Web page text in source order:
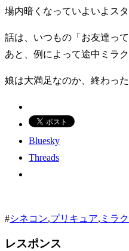
場内暗くなっていよいよスタ
話は、いつもの「お友達っ
あと、例によって途中ミラ
娘は大満足なのか、終わっ
Bluesky
Threads
#シネコン,プリキュア, ミラ
レスポンス